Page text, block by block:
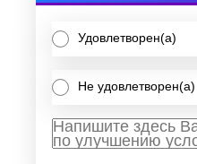
Удовлетворен(а)
Не удовлетворен(а)